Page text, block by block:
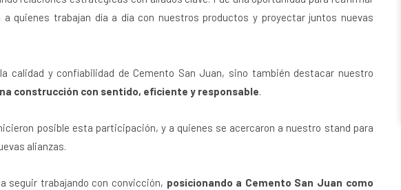
quienes trabajan día a día con nuestros productos y proyectar juntos nuevas
calidad y confiabilidad de Cemento San Juan, sino también destacar nuestro
construcción con sentido, eficiente y responsable.
posible esta participación, y a quienes se acercaron a nuestro stand para
alianzas.
seguir trabajando con convicción, posicionando a Cemento San Juan como